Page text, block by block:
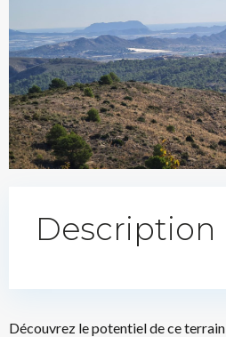
Description
Découvrez le potentiel de ce